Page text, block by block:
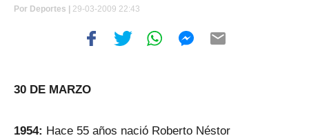
Por Deportes | 29-03-2009 22:43
30 DE MARZO
1954: Hace 55 años nació Roberto Néstor